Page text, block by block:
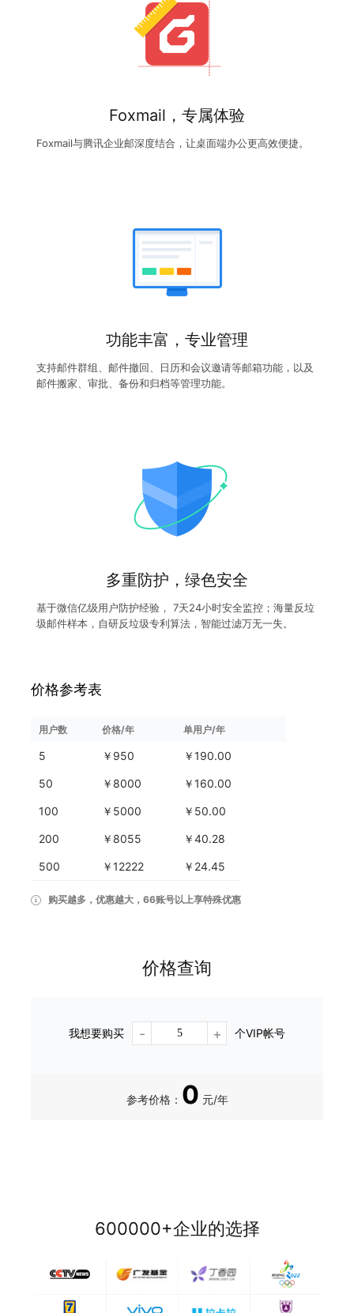
Foxmail，专属体验
Foxmail与腾讯企业邮深度结合，让桌面端办公更高效便捷。
功能丰富，专业管理
支持邮件群组、邮件撤回、日历和会议邀请等邮箱功能，以及
邮件搬家、审批、备份和归档等管理功能。
多重防护，绿色安全
基于微信亿级用户防护经验， 7天24小时安全监控；海量反垃
圾邮件样本，自研反垃圾专利算法，智能过滤万无一失。
价格参考表
用户数 价格/年 单用户/年
5 ￥950 ￥190.00
50 ￥8000 ￥160.00
100 ￥5000 ￥50.00
200 ￥8055 ￥40.28
500 ￥12222 ￥24.45
购买越多，优惠越大，66账号以上享特殊优惠
价格查询
我想要购买 - + 个VIP帐号
参考价格： 0 元/年
600000+企业的选择